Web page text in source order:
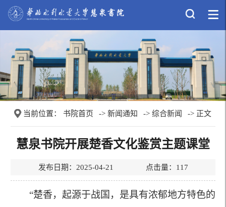
当前位置： 书院首页 -> 新闻通知 -> 综合新闻 -> 正文
慧泉书院开展楚香文化鉴赏主题课堂
发布日期：2025-04-21 点击量： 117
“楚香，起源于战国，是具有浓郁地方特色的